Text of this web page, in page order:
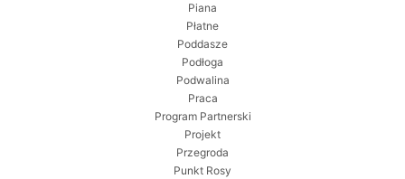
Piana
Płatne
Poddasze
Podłoga
Podwalina
Praca
Program Partnerski
Projekt
Przegroda
Punkt Rosy